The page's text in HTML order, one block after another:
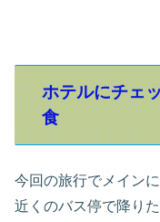
ホテルにチェ
食
今回の旅行でメイン
近くのバス停で降り